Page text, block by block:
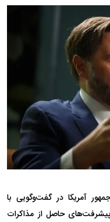
آمریکا در گفت‌وگویی با
حاصل از مذاکرات